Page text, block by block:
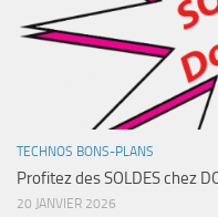
TECHNOS BONS-PLANS
Profitez des SOLDES chez
20 JANVIER 2026